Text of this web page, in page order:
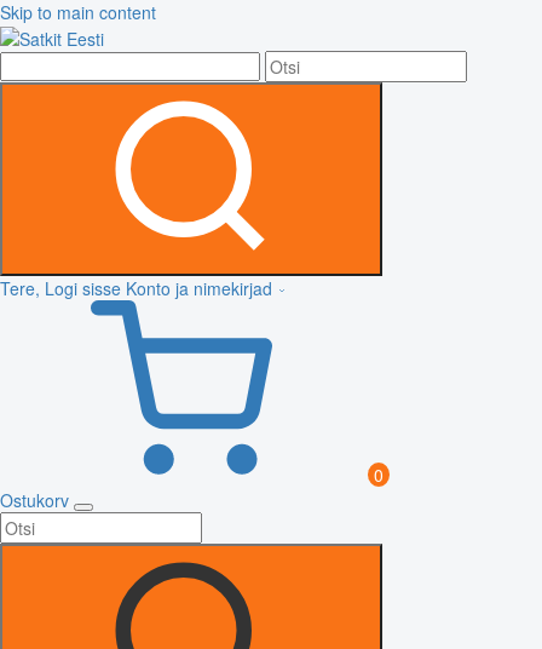
Skip to main content
Tere, Logi sisse Konto ja nimekirjad
0
Ostukorv